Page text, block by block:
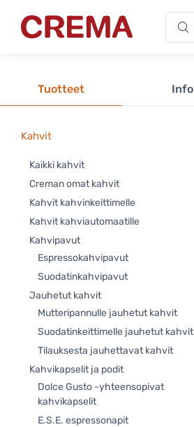
Crema Hae
Tuotteet Info
Kahvit
Kaikki kahvit
Creman omat kahvit
Kahvit kahvinkeittimelle
Kahvit kahviautomaatille
Kahvipavut
Espressokahvipavut
Suodatinkahvipavut
Jauhetut kahvit
Mutteripannulle jauhetut kahvit
Suodatinkeittimelle jauhetut kahvit
Tilauksesta jauhettavat kahvit
Kahvikapselit ja podit
Dolce Gusto -yhteensopivat
kahvikapselit
E.S.E. espressonapit